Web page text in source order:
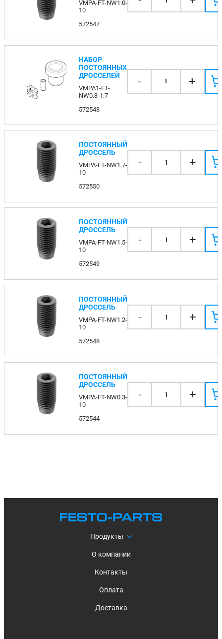
VMPA-FT-NW1.0-
10
572547
НАБОР
ПОСТОЯННЫХ
ДРОССЕЛЕЙ
VMPA1-FT-
NW0.3-1.7
572543
- 1 +
ПОСТОЯННЫЙ
ДРОССЕЛЬ
VMPA-FT-NW1.7-
10
572550
- 1 +
ПОСТОЯННЫЙ
ДРОССЕЛЬ
VMPA-FT-NW1.5-
10
572549
- 1 +
ПОСТОЯННЫЙ
ДРОССЕЛЬ
VMPA-FT-NW1.2-
10
572548
- 1 +
ПОСТОЯННЫЙ
ДРОССЕЛЬ
VMPA-FT-NW0.3-
10
572544
- 1 +
Продукты
О компании
Контакты
Оплата
Доставка